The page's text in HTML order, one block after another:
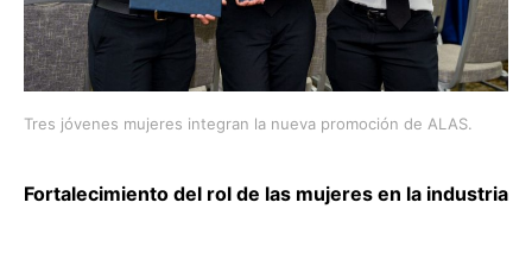
Tres jóvenes mujeres integran la nueva promoción de ALAS.
Fortalecimiento del rol de las mujeres en la industria